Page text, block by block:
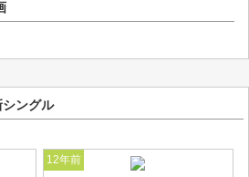
ングル
12年前